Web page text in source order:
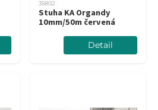
35802
Stuha KA Organdy
10mm/50m červená
Detail